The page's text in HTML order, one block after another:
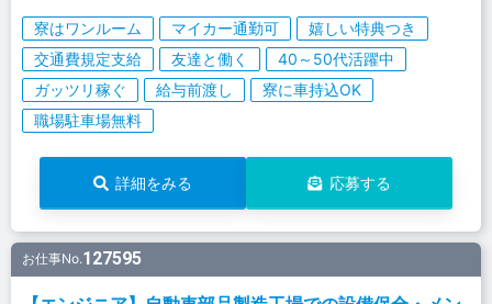
寮はワンルーム マイカー通勤可
嬉しい特典つき
交通費規定支給
友達と働く
40～50代活躍中
ガッツリ稼ぐ
給与前渡し
寮に車持込OK
職場駐車場無料
詳細をみる 応募する
お仕事No.127595